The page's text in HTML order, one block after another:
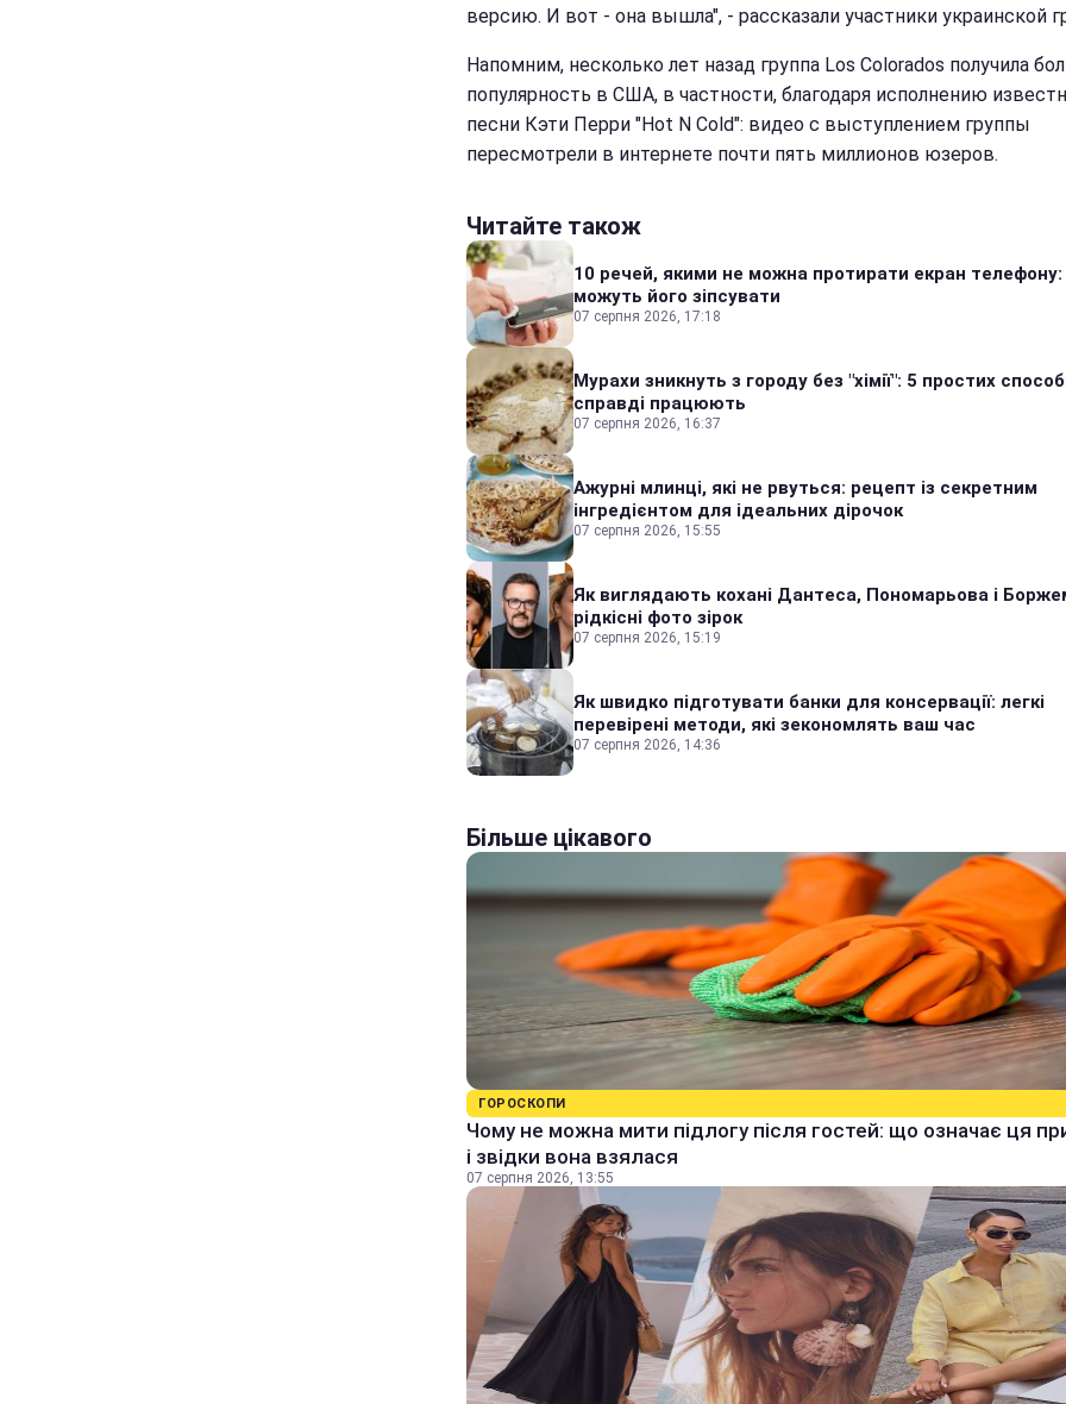
версию. И вот - она ​​вышла", - рассказали участники украинской
Напомним, несколько лет назад группа Los Colorados получила
популярность в США, в частности, благодаря исполнению
песни Кэти Перри "Hot N Cold": видео с выступлением группы
пересмотрели в интернете почти пять миллионов юзеров.
Читайте також
10 речей, якими не можна протирати екран телефону:
можуть його зіпсувати
07 серпня 2026, 17:18
Мурахи зникнуть з городу без "хімії": 5 простих
справді працюють
07 серпня 2026, 16:37
Ажурні млинці, які не рвуться: рецепт із секретним
інгредієнтом для ідеальних дірочок
07 серпня 2026, 15:55
Як виглядають кохані Дантеса, Пономарьова і
рідкісні фото зірок
07 серпня 2026, 15:19
Як швидко підготувати банки для консервації: легкі
перевірені методи, які зекономлять ваш час
07 серпня 2026, 14:36
Більше цікавого
ГОРОСКОПИ
Чому не можна мити підлогу після гостей: що означає ця
і звідки вона взялася
07 серпня 2026, 13:55